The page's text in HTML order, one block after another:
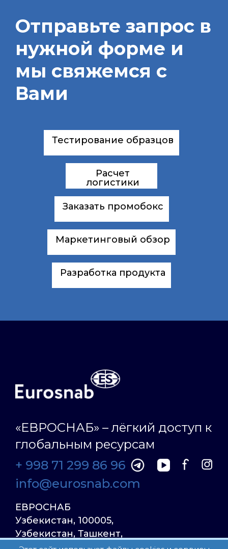
Отправьте запрос в
нужной форме и
мы свяжемся с
Вами
Тестирование образцов
Расчет
логистики
Заказать промобокс
Маркетинговый обзор
Разработка продукта
«ЕВРОСНАБ» – лёгкий доступ к
глобальным ресурсам
+ 998 71 299 86 96
info@eurosnab.com
ЕВРОСНАБ
Узбекистан, 100005,
Узбекистан, Ташкент,